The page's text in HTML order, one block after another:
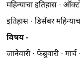
महिन्याचा इतिहास ·
इतिहास ·डिसेंबर
विषय -
जानेवारी·फेब्रुवारी·मार्च